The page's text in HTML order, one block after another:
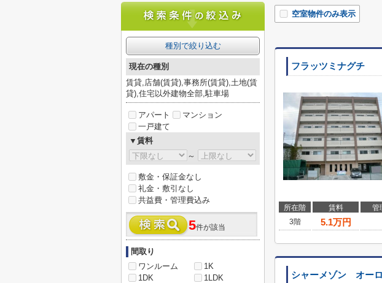
空室物件のみ表示
フラッツミナグチ
所在階 賃料 管
3階
5.1万円
シャーメゾン オーロ
種別で絞り込む
現在の種別
賃貸,店舗(賃貸),事務所(賃貸),土地(賃
貸),住宅以外建物全部,駐車場
アパート
マンション
一戸建て
▼賃料
～
敷金・保証金なし
礼金・敷引なし
共益費・管理費込み
5件が該当
間取り
ワンルーム
1K
1DK
1LDK